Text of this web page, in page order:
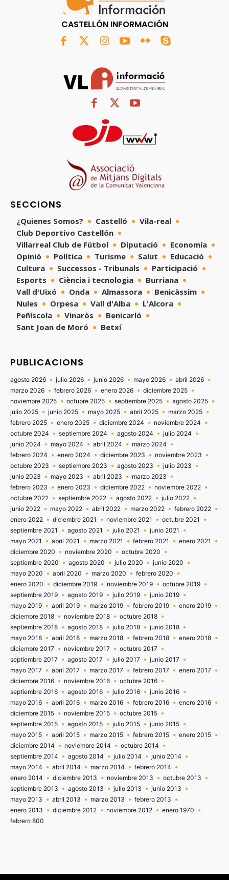
CASTELLÓN INFORMACIÓN
SECCIONS
¿Quienes Somos? Castelló
Vila-real
Club Deportivo Castellón
Villarreal Club de Fútbol
Diputació
Economía
Opinió
Política Turisme Salut
Educació
Cultura
Successos - Tribunals
Participació
Esports
Ciència i tecnologia
Burriana
Vall d'Uixó
Onda Almassora
Benicàssim
Nules
Orpesa Vall d'Alba
L'Alcora
Peñíscola
Vinaròs
Benicarló
Sant Joan de Moró
Betxí
PUBLICACIONS
agosto 2026 julio 2026 junio 2026 mayo 2026
abril 2026
marzo 2026
febrero 2026 enero 2026
diciembre 2025
noviembre 2025
octubre 2025 septiembre 2025
agosto 2025
julio 2025
junio 2025 mayo 2025 abril 2025
marzo 2025
febrero 2025
enero 2025 diciembre 2024
noviembre 2024
octubre 2024
septiembre 2024 agosto 2024
julio 2024
junio 2024
mayo 2024 abril 2024
marzo 2024
febrero 2024
enero 2024 diciembre 2023
noviembre 2023
octubre 2023
septiembre 2023 agosto 2023
julio 2023
junio 2023
mayo 2023 abril 2023
marzo 2023
febrero 2023
enero 2023 diciembre 2022
noviembre 2022
octubre 2022
septiembre 2022 agosto 2022
julio 2022
junio 2022
mayo 2022 abril 2022 marzo 2022
febrero 2022
enero 2022
diciembre 2021 noviembre 2021
octubre 2021
septiembre 2021
agosto 2021 julio 2021
junio 2021
mayo 2021
abril 2021 marzo 2021 febrero 2021
enero 2021
diciembre 2020
noviembre 2020
octubre 2020
septiembre 2020
agosto 2020 julio 2020
junio 2020
mayo 2020
abril 2020 marzo 2020
febrero 2020
enero 2020
diciembre 2019 noviembre 2019
octubre 2019
septiembre 2019
agosto 2019 julio 2019
junio 2019
mayo 2019
abril 2019 marzo 2019 febrero 2019
enero 2019
diciembre 2018
noviembre 2018
octubre 2018
septiembre 2018
agosto 2018 julio 2018
junio 2018
mayo 2018
abril 2018 marzo 2018 febrero 2018
enero 2018
diciembre 2017
noviembre 2017
octubre 2017
septiembre 2017
agosto 2017 julio 2017
junio 2017
mayo 2017
abril 2017 marzo 2017 febrero 2017
enero 2017
diciembre 2016
noviembre 2016
octubre 2016
septiembre 2016
agosto 2016 julio 2016
junio 2016
mayo 2016
abril 2016 marzo 2016 febrero 2016
enero 2016
diciembre 2015
noviembre 2015
octubre 2015
septiembre 2015
agosto 2015 julio 2015
junio 2015
mayo 2015
abril 2015 marzo 2015 febrero 2015
enero 2015
diciembre 2014
noviembre 2014
octubre 2014
septiembre 2014
agosto 2014 julio 2014
junio 2014
mayo 2014
abril 2014 marzo 2014
febrero 2014
enero 2014
diciembre 2013 noviembre 2013
octubre 2013
septiembre 2013
agosto 2013 julio 2013
junio 2013
mayo 2013
abril 2013 marzo 2013
febrero 2013
enero 2013
diciembre 2012 noviembre 2012
enero 1970
febrero 800